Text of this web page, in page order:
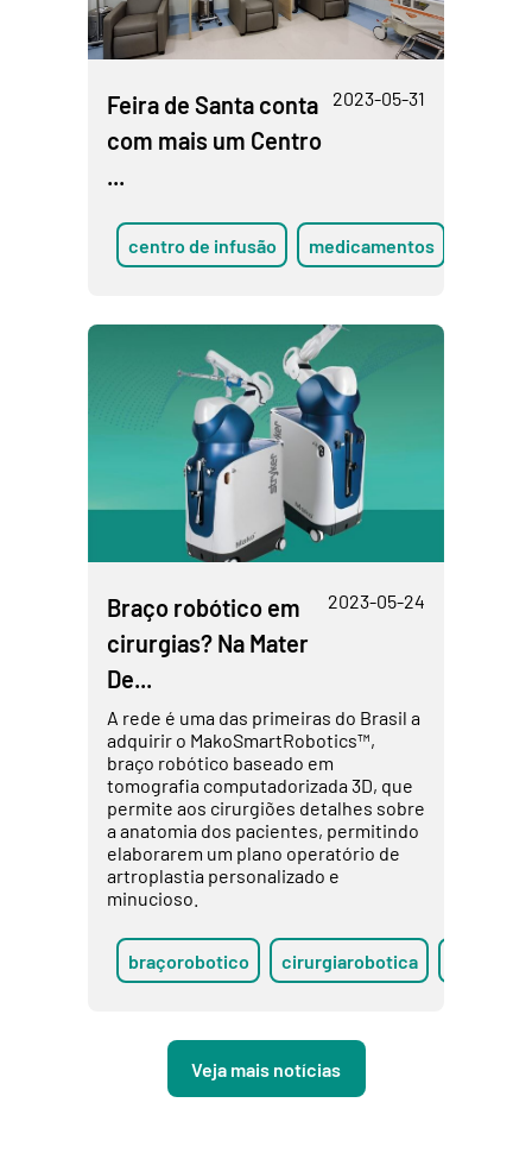
Feira de Santa conta
com mais um Centro
...
2023-05-31
centro de infusão medicamentos
Braço robótico em
cirurgias? Na Mater
De...
2023-05-24
A rede é uma das primeiras do Brasil a
adquirir o MakoSmartRobotics™,
braço robótico baseado em
tomografia computadorizada 3D, que
permite aos cirurgiões detalhes sobre
a anatomia dos pacientes, permitindo
elaborarem um plano operatório de
artroplastia personalizado e
minucioso.
braçorobotico cirurgiarobotica
Veja mais notícias